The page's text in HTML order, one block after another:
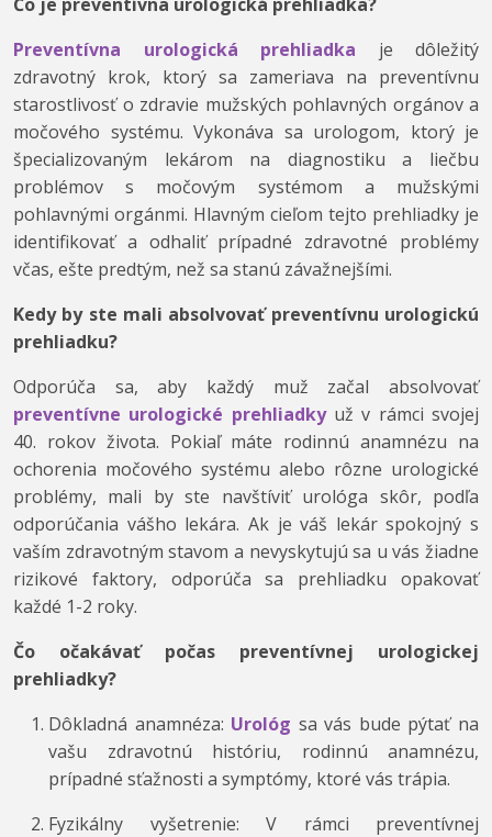
Preventívna urologická prehliadka je dôležitý
zdravotný krok, ktorý sa zameriava na preventívnu
starostlivosť o zdravie mužských pohlavných orgánov a
močového systému. Vykonáva sa urologom, ktorý je
špecializovaným lekárom na diagnostiku a liečbu
problémov s močovým systémom a mužskými
pohlavnými orgánmi. Hlavným cieľom tejto prehliadky je
identifikovať a odhaliť prípadné zdravotné problémy
včas, ešte predtým, než sa stanú závažnejšími.
Kedy by ste mali absolvovať preventívnu urologickú
prehliadku?
Odporúča sa, aby každý muž začal absolvovať
preventívne urologické prehliadkyuž v rámci svojej
40. rokov života. Pokiaľ máte rodinnú anamnézu na
ochorenia močového systému alebo rôzne urologické
problémy, mali by ste navštíviť urológa skôr, podľa
odporúčania vášho lekára. Ak je váš lekár spokojný s
vaším zdravotným stavom a nevyskytujú sa u vás žiadne
rizikové faktory, odporúča sa prehliadku opakovať
každé 1-2 roky.
Čo očakávať počas preventívnej urologickej
prehliadky?
Dôkladná anamnéza: Urológ sa vás bude pýtať na
vašu zdravotnú históriu, rodinnú anamnézu,
prípadné sťažnosti a symptómy, ktoré vás trápia.
Fyzikálny vyšetrenie: V rámci preventívnej